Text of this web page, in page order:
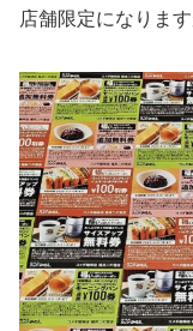
店舗限定になりま